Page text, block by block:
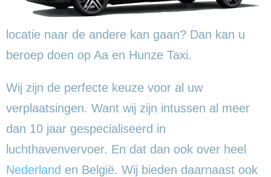
locatie naar de andere kan gaan? Dan kan u
beroep doen op Aa en Hunze Taxi.
Wij zijn de perfecte keuze voor al uw
verplaatsingen. Want wij zijn intussen al meer
dan 10 jaar gespecialiseerd in
luchthavenvervoer. En dat dan ook over heel
Nederland en België. Wij bieden daarnaast ook